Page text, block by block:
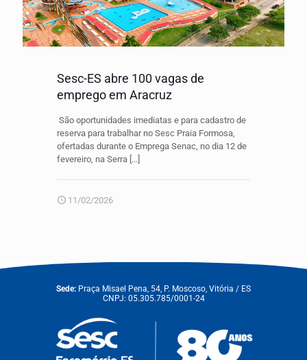
Sesc-ES abre 100 vagas de
emprego em Aracruz
São oportunidades imediatas e para cadastro de
reserva para trabalhar no Sesc Praia Formosa,
ofertadas durante o Emprega Senac, no dia 12 de
fevereiro, na Serra […]
11/02/2026
Sede: Praça Misael Pena, 54, P. Moscoso, Vitória / ES
CNPJ: 05.305.785/0001-24